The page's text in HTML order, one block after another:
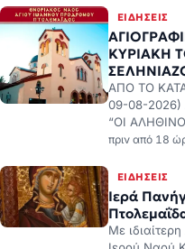
ΑΠΟ ΤΟ
09-08-
“ΟΙ
πριν από 18
ΕΙΔΉΣΕΙΣ
Ιερά
Με
Ιερού Ναού
συμμετοχή
πριν από 20